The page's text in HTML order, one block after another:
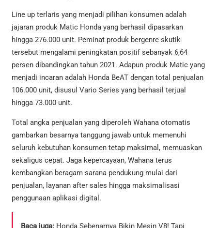
Line up terlaris yang menjadi pilihan konsumen adalah
jajaran produk Matic Honda yang berhasil dipasarkan
hingga 276.000 unit. Peminat produk bergenre skutik
tersebut mengalami peningkatan positif sebanyak 6,64
persen dibandingkan tahun 2021. Adapun produk Matic yang
menjadi incaran adalah Honda BeAT dengan total penjualan
106.000 unit, disusul Vario Series yang berhasil terjual
hingga 73.000 unit.
Total angka penjualan yang diperoleh Wahana otomatis
gambarkan besarnya tanggung jawab untuk memenuhi
seluruh kebutuhan konsumen tetap maksimal, memuaskan
sekaligus cepat. Jaga kepercayaan, Wahana terus
kembangkan beragam sarana pendukung mulai dari
penjualan, layanan after sales hingga maksimalisasi
penggunaan aplikasi digital.
Baca juga: Honda Sebenarnya Bikin Mesin V8! Tapi